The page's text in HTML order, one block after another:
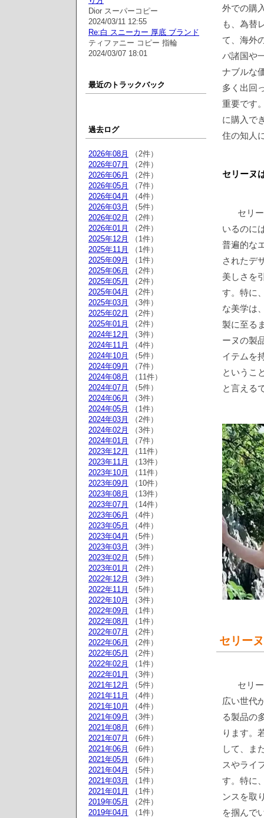
外での購
も、為替
て、海外
パ諸国や
ナブルな
多く出回
重要です
に購入で
住の知人
セリーヌ
セリ
いるのに
普遍的な
されたデ
美しさを
す。特に
な美学は
製に至る
ーヌの製
イテムを
というこ
と言える
セリー
セリ
広い世代
る製品の
ります。
して、ま
スやライ
す。特に
ンスを取
を掴んで
Dior スーパーコピー
2024/03/11 12:55
Re:白 スニーカー 厚底 ブランド
ティファニー コピー 指輪
2024/03/07 18:01
最近のトラックバック
過去ログ
2026年08月
（2件）
2026年07月
（2件）
2026年06月
（2件）
2026年05月
（7件）
2026年04月
（4件）
2026年03月
（5件）
2026年02月
（2件）
2026年01月
（2件）
2025年12月
（1件）
2025年11月
（1件）
2025年09月
（1件）
2025年06月
（2件）
2025年05月
（2件）
2025年04月
（2件）
2025年03月
（3件）
2025年02月
（2件）
2025年01月
（2件）
2024年12月
（3件）
2024年11月
（4件）
2024年10月
（5件）
2024年09月
（7件）
2024年08月
（11件）
2024年07月
（5件）
2024年06月
（3件）
2024年05月
（1件）
2024年03月
（2件）
2024年02月
（3件）
2024年01月
（7件）
2023年12月
（11件）
2023年11月
（13件）
2023年10月
（11件）
2023年09月
（10件）
2023年08月
（13件）
2023年07月
（14件）
2023年06月
（4件）
2023年05月
（4件）
2023年04月
（5件）
2023年03月
（3件）
2023年02月
（5件）
2023年01月
（2件）
2022年12月
（3件）
2022年11月
（5件）
2022年10月
（3件）
2022年09月
（1件）
2022年08月
（1件）
2022年07月
（2件）
2022年06月
（2件）
2022年05月
（2件）
2022年02月
（1件）
2022年01月
（3件）
2021年12月
（5件）
2021年11月
（4件）
2021年10月
（4件）
2021年09月
（3件）
2021年08月
（6件）
2021年07月
（6件）
2021年06月
（6件）
2021年05月
（6件）
2021年04月
（5件）
2021年03月
（1件）
2021年01月
（1件）
2019年05月
（2件）
2019年04月
（1件）